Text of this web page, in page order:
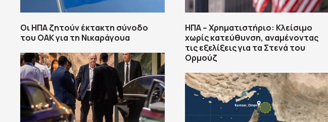
Οι ΗΠΑ ζητούν έκτακτη σύνοδο
του ΟΑΚ για τη Νικαράγουα
ΗΠΑ – Χρηματιστήριο: Κλείσιμο
χωρίς κατεύθυνση, αναμένοντας
τις εξελίξεις για τα Στενά του
Ορμούζ